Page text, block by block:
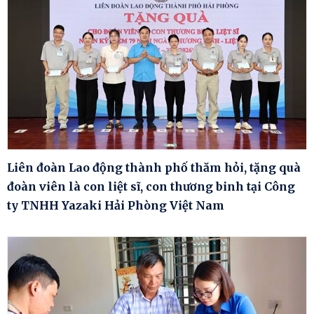
Liên đoàn Lao động thành phố thăm hỏi, tặng quà
đoàn viên là con liệt sĩ, con thương binh tại Công
ty TNHH Yazaki Hải Phòng Việt Nam